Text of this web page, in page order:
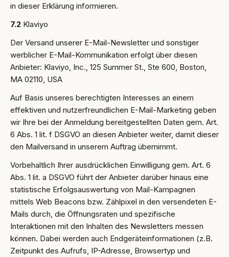
in dieser Erklärung informieren.
7.2 Klaviyo
Der Versand unserer E-Mail-Newsletter und sonstiger
werblicher E-Mail-Kommunikation erfolgt über diesen
Anbieter: Klaviyo, Inc., 125 Summer St., Ste 600, Boston,
MA 02110, USA
Auf Basis unseres berechtigten Interesses an einem
effektiven und nutzerfreundlichen E-Mail-Marketing geben
wir Ihre bei der Anmeldung bereitgestellten Daten gem. Art.
6 Abs. 1 lit. f DSGVO an diesen Anbieter weiter, damit dieser
den Mailversand in unserem Auftrag übernimmt.
Vorbehaltlich Ihrer ausdrücklichen Einwilligung gem. Art. 6
Abs. 1 lit. a DSGVO führt der Anbieter darüber hinaus eine
statistische Erfolgsauswertung von Mail-Kampagnen
mittels Web Beacons bzw. Zählpixel in den versendeten E-
Mails durch, die Öffnungsraten und spezifische
Interaktionen mit den Inhalten des Newsletters messen
können. Dabei werden auch Endgeräteinformationen (z.B.
Zeitpunkt des Aufrufs, IP-Adresse, Browsertyp und